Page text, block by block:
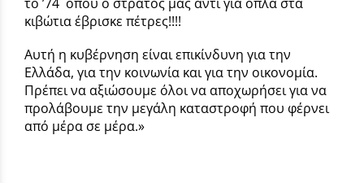
κιβώτια έβρισκε πέτρες!!!!
Αυτή η κυβέρνηση είναι επικίνδυνη για την
Ελλάδα, για την κοινωνία και για την οικονομία.
Πρέπει να αξιώσουμε όλοι να αποχωρήσει για να
προλάβουμε την μεγάλη καταστροφή που φέρνει
από μέρα σε μέρα.»